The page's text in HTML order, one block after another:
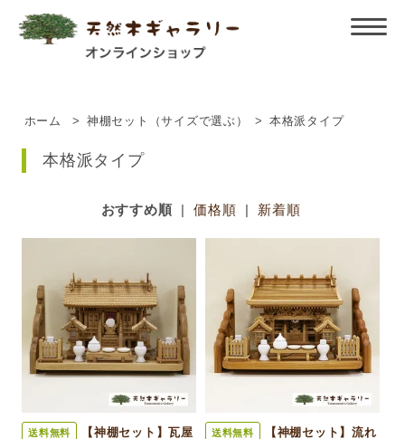
ホーム > 神棚セット（サイズで選ぶ） > 本格派タイプ
本格派タイプ
おすすめ順 |価格順 | 新着順
送料無料
【神棚セット】瓦屋
送料無料
【神棚セット】流れ